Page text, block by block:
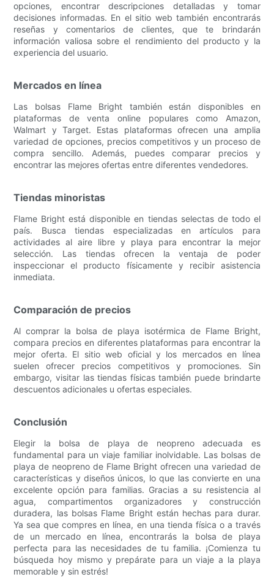
opciones, encontrar descripciones detalladas y tomar
decisiones informadas. En el sitio web también encontrarás
reseñas y comentarios de clientes, que te brindarán
información valiosa sobre el rendimiento del producto y la
experiencia del usuario.
Mercados en línea
Las bolsas Flame Bright también están disponibles en
plataformas de venta online populares como Amazon,
Walmart y Target. Estas plataformas ofrecen una amplia
variedad de opciones, precios competitivos y un proceso de
compra sencillo. Además, puedes comparar precios y
encontrar las mejores ofertas entre diferentes vendedores.
Tiendas minoristas
Flame Bright está disponible en tiendas selectas de todo el
país. Busca tiendas especializadas en artículos para
actividades al aire libre y playa para encontrar la mejor
selección. Las tiendas ofrecen la ventaja de poder
inspeccionar el producto físicamente y recibir asistencia
inmediata.
Comparación de precios
Al comprar la bolsa de playa isotérmica de Flame Bright,
compara precios en diferentes plataformas para encontrar la
mejor oferta. El sitio web oficial y los mercados en línea
suelen ofrecer precios competitivos y promociones. Sin
embargo, visitar las tiendas físicas también puede brindarte
descuentos adicionales u ofertas especiales.
Conclusión
Elegir la bolsa de playa de neopreno adecuada es
fundamental para un viaje familiar inolvidable. Las bolsas de
playa de neopreno de Flame Bright ofrecen una variedad de
características y diseños únicos, lo que las convierte en una
excelente opción para familias. Gracias a su resistencia al
agua, compartimentos organizadores y construcción
duradera, las bolsas Flame Bright están hechas para durar.
Ya sea que compres en línea, en una tienda física o a través
de un mercado en línea, encontrarás la bolsa de playa
perfecta para las necesidades de tu familia. ¡Comienza tu
búsqueda hoy mismo y prepárate para un viaje a la playa
memorable y sin estrés!